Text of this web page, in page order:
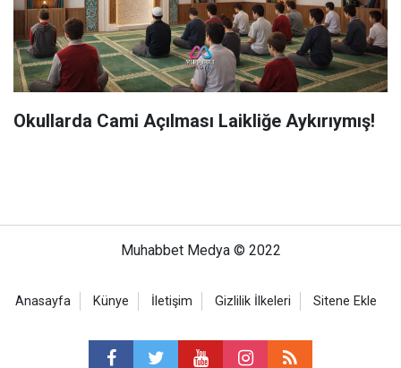
Okullarda Cami Açılması Laikliğe Aykırıymış!
Muhabbet Medya © 2022
Anasayfa Künye İletişim Gizlilik İlkeleri Sitene Ekle